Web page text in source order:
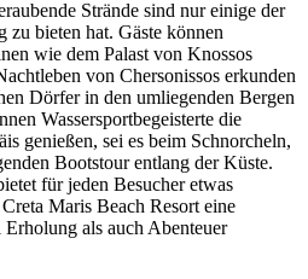
Strände sind nur einige der
bieten hat. Gäste können
wie dem Palast von Knossos
von Chersonissos erkunden
Dörfer in den umliegenden Bergen
Wassersportbegeisterte die
genießen, sei es beim Schnorcheln,
Bootstour entlang der Küste.
für jeden Besucher etwas
Maris Beach Resort eine
als auch Abenteuer